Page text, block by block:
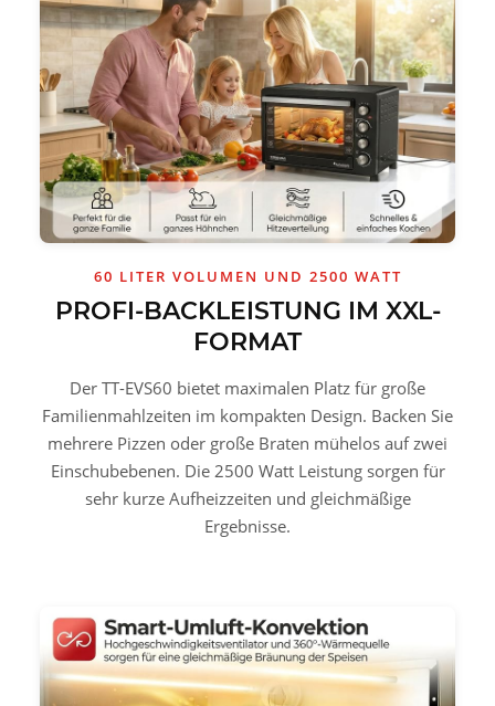
60 LITER VOLUMEN UND 2500 WATT
PROFI-BACKLEISTUNG IM XXL-
FORMAT
Der TT-EVS60 bietet maximalen Platz für große
Familienmahlzeiten im kompakten Design. Backen Sie
mehrere Pizzen oder große Braten mühelos auf zwei
Einschubebenen. Die 2500 Watt Leistung sorgen für
sehr kurze Aufheizzeiten und gleichmäßige
Ergebnisse.